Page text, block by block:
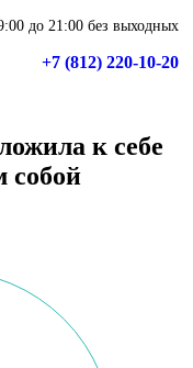
до 21:00 без выходных
+7 (812) 220-10-20
к себе
собой